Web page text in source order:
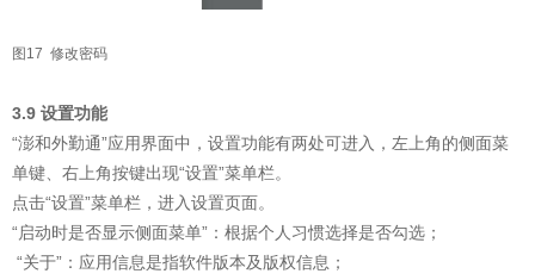
图17 修改密码
3.9 设置功能
“澎和外勤通”应用界面中，设置功能有两处可进入，左上角的侧面菜
单键、右上角按键出现“设置”菜单栏。
点击“设置”菜单栏，进入设置页面。
“启动时是否显示侧面菜单”：根据个人习惯选择是否勾选；
“关于”：应用信息是指软件版本及版权信息；